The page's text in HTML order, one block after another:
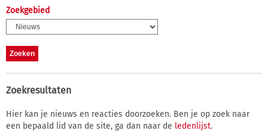
Zoekgebied
Zoekresultaten
Hier kan je nieuws en reacties doorzoeken. Ben je op zoek naar
een bepaald lid van de site, ga dan naar de ledenlijst.